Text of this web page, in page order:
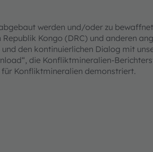
werden und/oder zu
Kongo (DRC) und anderen
den kontinuierlichen Dialog mit
die Konfliktmineralien-
für Konfliktmineralien demonstriert.